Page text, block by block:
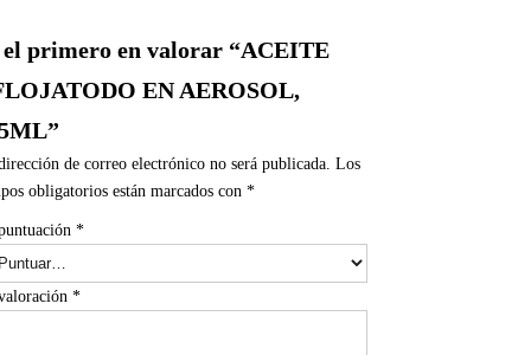
el primero en valorar “ACEITE
EN AEROSOL,
de correo electrónico no será publicada. Los
obligatorios están marcados con *
*
*